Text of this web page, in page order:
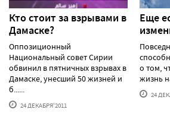
Кто стоит за взрывами в
Дамаске?
Оппозиционный
Национальный совет Сирии
обвинил в пятничных взрывах в
Дамаске, унесший 50 жизней и
б......
24 ДЕКАБРЯ'2011
Еще
о том,
жизнь
24